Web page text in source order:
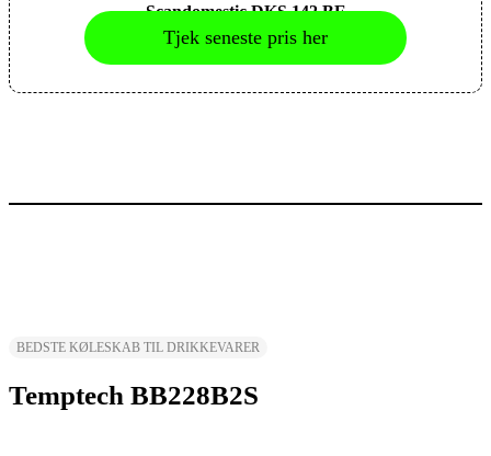
Scandomestic DKS 142 BE
Tjek seneste pris her
BEDSTE KØLESKAB TIL DRIKKEVARER
Temptech BB228B2S